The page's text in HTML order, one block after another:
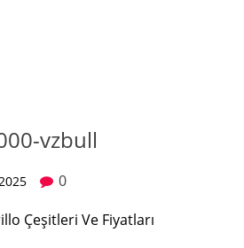
vzbull
0
Çeşitleri Ve Fiyatları